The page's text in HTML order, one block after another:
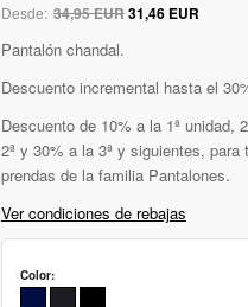
Desde: 34,95 EUR31,46 EUR
Pantalón chandal.
Descuento incremental hasta el
Descuento de 10% a la 1ª unidad,
2ª y 30% a la 3ª y siguientes, para
prendas de la familia Pantalones.
Ver condiciones de rebajas
Color: